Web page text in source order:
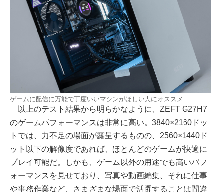
ゲームに配信に万能で丁度いいマシンがほしい人にオススメ
以上のテスト結果から明らかなように、ZEFT G27H7
のゲームパフォーマンスは非常に高い。3840×2160ドッ
トでは、力不足の場面が露呈するものの、2560×1440ド
ット以下の解像度であれば、ほとんどのゲームが快適に
プレイ可能だ。しかも、ゲーム以外の用途でも高いパフ
ォーマンスを見せており、写真や動画編集、それに仕事
や事務作業など、さまざまな場面で活躍することは間違